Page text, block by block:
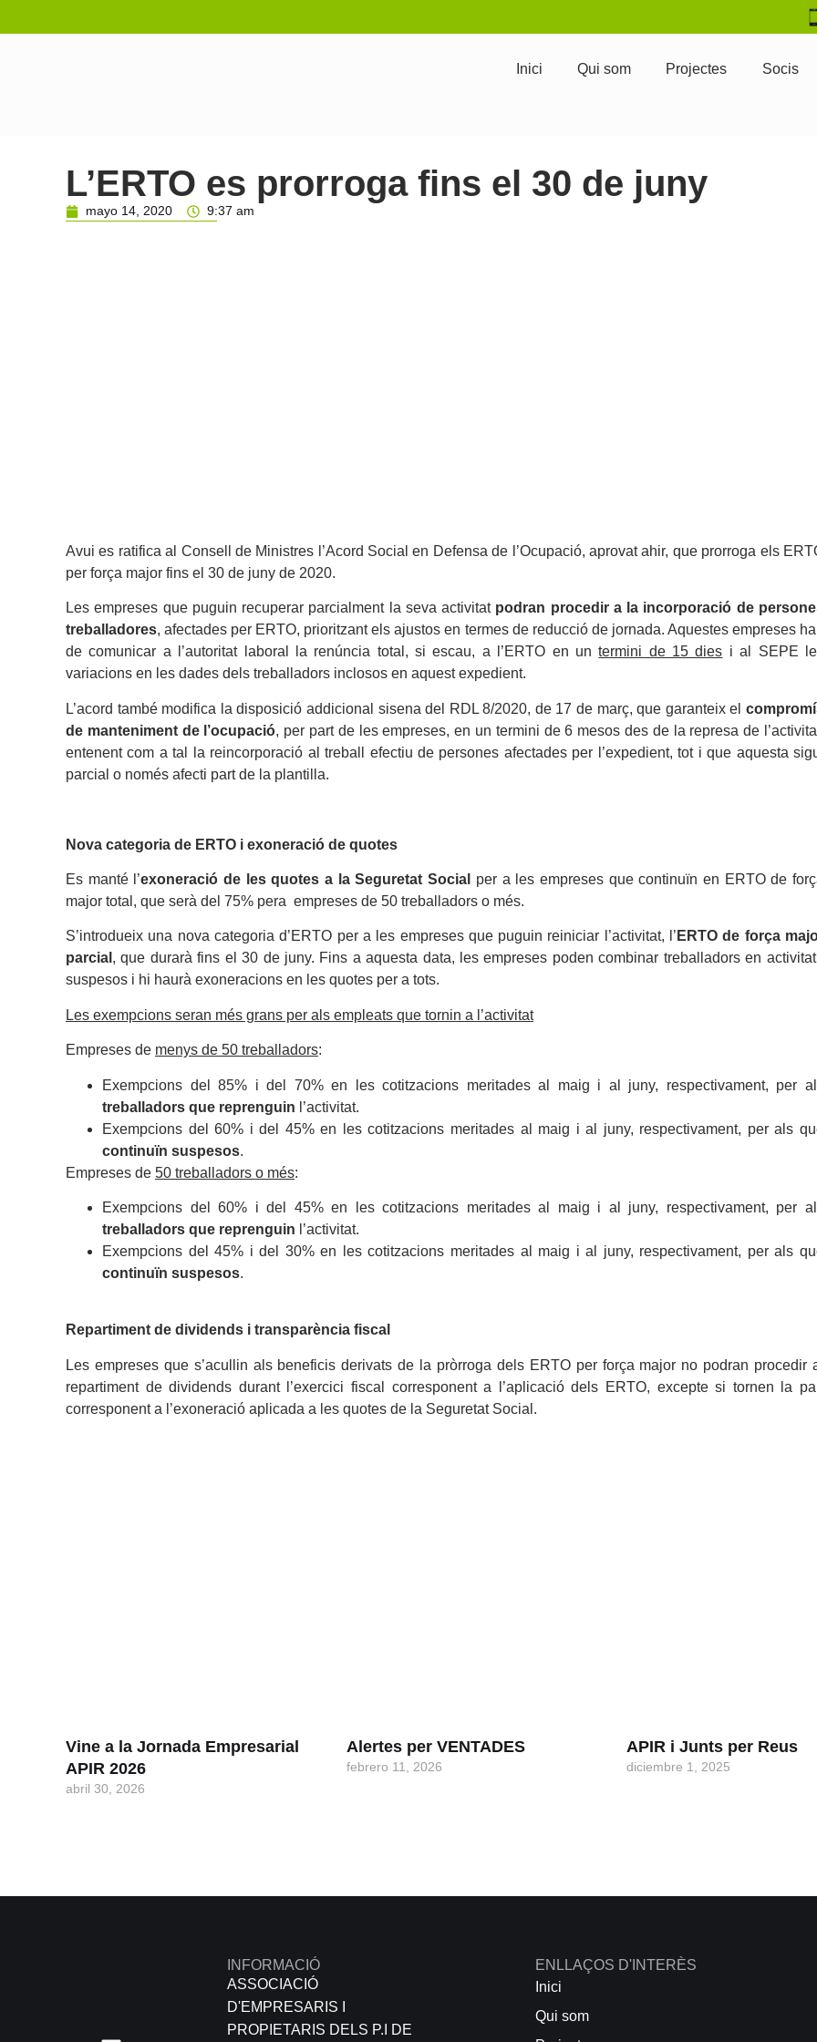
Inici Qui som Projectes Socis
L’ERTO es prorroga fins el 30 de juny
mayo 14, 2020 9:37 am
Avui es ratifica al Consell de Ministres l’Acord Social en Defensa de l’Ocupació, aprovat ahir, que prorroga els
per força major fins el 30 de juny de 2020.
Les empreses que puguin recuperar parcialment la seva activitat podran procedir a la incorporació de
treballadores, afectades per ERTO, prioritzant els ajustos en termes de reducció de jornada. Aquestes empreses
de comunicar a l’autoritat laboral la renúncia total, si escau, a l’ERTO en untermini de 15 dies i al SEPE
variacions en les dades dels treballadors inclosos en aquest expedient.
L’acord també modifica la disposició addicional sisena del RDL 8/2020, de 17 de març, que garanteix el
de manteniment de l’ocupació, per part de les empreses, en un termini de 6 mesos des de la represa de
entenent com a tal la reincorporació al treball efectiu de persones afectades per l’expedient, tot i que aquesta
parcial o només afecti part de la plantilla.
Nova categoria de ERTO i exoneració de quotes
Es manté l’exoneració de les quotes a la Seguretat Social per a les empreses que continuïn en ERTO de
major total, que serà del 75% pera empreses de 50 treballadors o més.
S’introdueix una nova categoria d’ERTO per a les empreses que puguin reiniciar l’activitat, l’ ERTO de força
parcial , que durarà fins el 30 de juny. Fins a aquesta data, les empreses poden combinar treballadors en
suspesos i hi haurà exoneracions en les quotes per a tots.
Les exempcions seran més grans per als empleats que tornin a l’activitat
Empreses de menys de 50 treballadors:
Exempcions del 85% i del 70% en les cotitzacions meritades al maig i al juny, respectivament, per
treballadors que reprenguin l’activitat.
Exempcions del 60% i del 45% en les cotitzacions meritades al maig i al juny, respectivament, per als
continuïn suspesos.
Empreses de 50 treballadors o més:
Exempcions del 60% i del 45% en les cotitzacions meritades al maig i al juny, respectivament, per
treballadors que reprenguin l’activitat.
Exempcions del 45% i del 30% en les cotitzacions meritades al maig i al juny, respectivament, per als
continuïn suspesos.
Repartiment de dividends i transparència fiscal
Les empreses que s’acullin als beneficis derivats de la pròrroga dels ERTO per força major no podran procedir
repartiment de dividends durant l’exercici fiscal corresponent a l’aplicació dels ERTO, excepte si tornen la
corresponent a l’exoneració aplicada a les quotes de la Seguretat Social.
Vine a la Jornada Empresarial
APIR 2026
abril 30, 2026
Alertes per VENTADES
febrero 11, 2026
APIR i Junts per Reus
diciembre 1, 2025
INFORMACIÓ
ASSOCIACIÓ
D'EMPRESARIS I
PROPIETARIS DELS P.I DE
ENLLAÇOS D'INTERÈS
Inici
Qui som